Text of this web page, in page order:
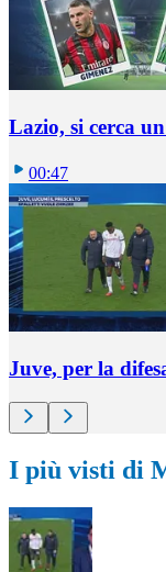
Lazio, si cerca
00:47
Juve, per la
I più visti di